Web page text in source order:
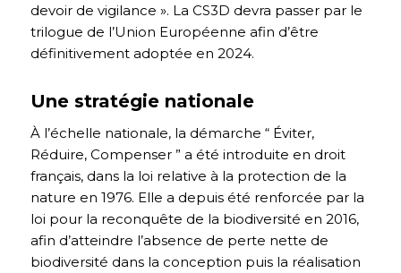
devoir de vigilance ». La CS3D devra passer par le
trilogue de l’Union Européenne afin d’être
définitivement adoptée en 2024.
Une stratégie nationale
À l’échelle nationale, la démarche “ Éviter,
Réduire, Compenser ” a été introduite en droit
français, dans la loi relative à la protection de la
nature en 1976. Elle a depuis été renforcée par la
loi pour la reconquête de la biodiversité en 2016,
afin d’atteindre l’absence de perte nette de
biodiversité dans la conception puis la réalisation